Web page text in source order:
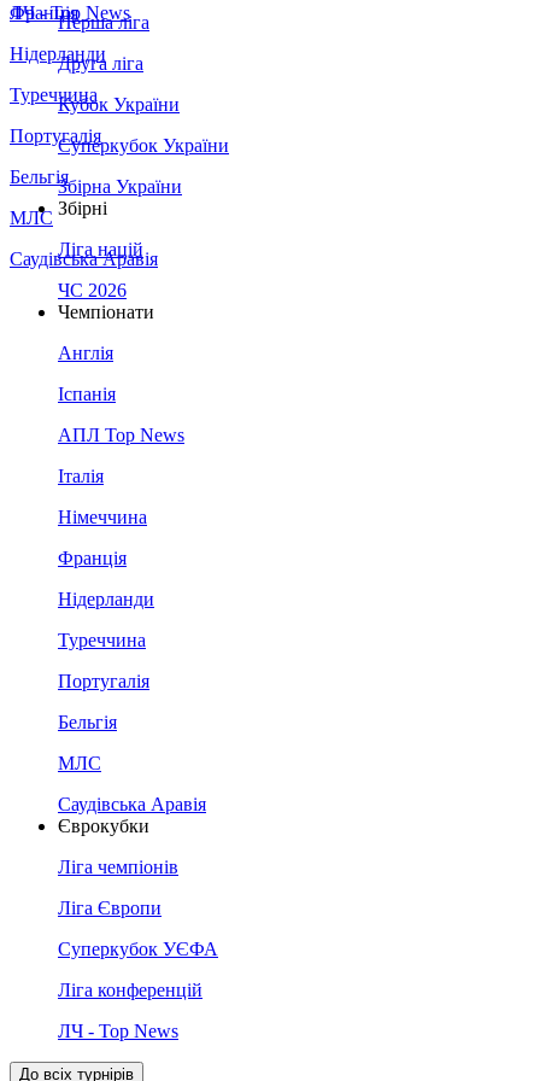
Франція
Нідерланди
Туреччина
Португалія
Бельгія
МЛС
Саудівська Аравія
ЛЧ - Top News
Перша ліга
Друга ліга
Кубок України
Суперкубок України
Збірна України
Збірні
Ліга націй
ЧС 2026
Чемпіонати
Англія
Іспанія
АПЛ Top News
Італія
Німеччина
Франція
Нідерланди
Туреччина
Португалія
Бельгія
МЛС
Саудівська Аравія
Єврокубки
Ліга чемпіонів
Ліга Європи
Суперкубок УЄФА
Ліга конференцій
ЛЧ - Top News
До всіх турнірів